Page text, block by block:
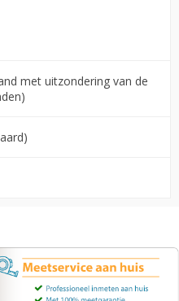
met uitzondering van de